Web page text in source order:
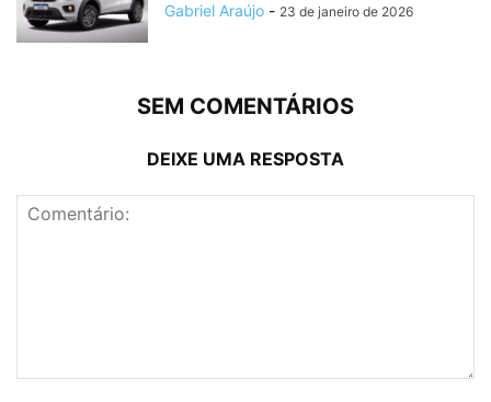
Gabriel Araújo - 23 de janeiro de 2026
SEM COMENTÁRIOS
DEIXE UMA RESPOSTA